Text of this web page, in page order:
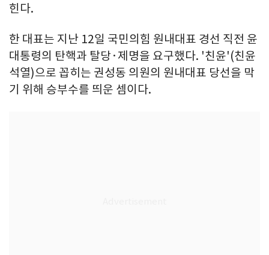
힌다.
한 대표는 지난 12일 국민의힘 원내대표 경선 직전 윤
대통령의 탄핵과 탈당·제명을 요구했다. '친윤'(친윤
석열)으로 꼽히는 권성동 의원의 원내대표 당선을 막
기 위해 승부수를 띄운 셈이다.